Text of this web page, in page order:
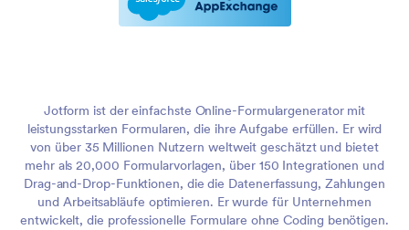
Jotform ist der einfachste Online-Formulargenerator mit
leistungsstarken Formularen, die ihre Aufgabe erfüllen. Er wird
von über 35 Millionen Nutzern weltweit geschätzt und bietet
mehr als 20,000 Formularvorlagen, über 150 Integrationen und
Drag-and-Drop-Funktionen, die die Datenerfassung, Zahlungen
und Arbeitsabläufe optimieren. Er wurde für Unternehmen
entwickelt, die professionelle Formulare ohne Coding benötigen.